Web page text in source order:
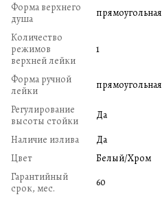
Форма верхнего
душа
прямоугольная
Количество
режимов
верхней лейки
1
Форма ручной
лейки
прямоугольная
Регулирование
высоты стойки
Да
Наличие излива
Да
Цвет
Белый/Хром
Гарантийный
срок, мес.
60